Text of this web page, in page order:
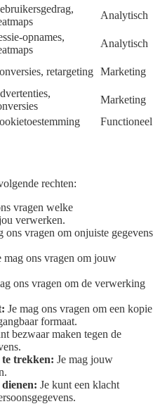
Analytisch
opnames,
Analytisch
retargeting Marketing
Marketing
Functioneel
rechten:
vragen welke
verwerken.
ons vragen om onjuiste gegevens
mag ons vragen om jouw
ons vragen om de verwerking
Je mag ons vragen om een kopie
formaat.
bezwaar maken tegen de
te trekken: Je mag jouw
Je kunt een klacht